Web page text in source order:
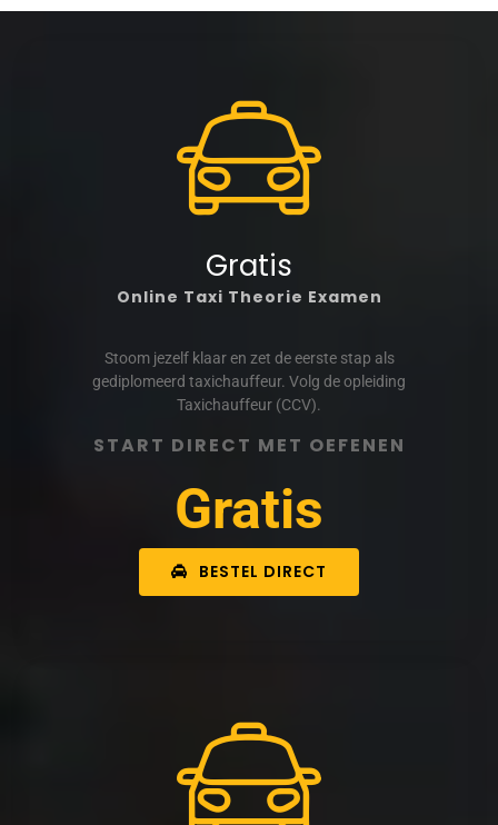
Gratis
Online Taxi Theorie Examen
Stoom jezelf klaar en zet de eerste stap als
gediplomeerd taxichauffeur. Volg de opleiding
Taxichauffeur (CCV).
START DIRECT MET OEFENEN
Gratis
BESTEL DIRECT